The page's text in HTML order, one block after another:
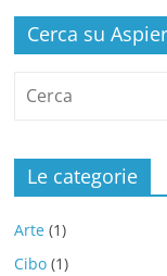
Cerca su
Le categorie
Arte (1)
Cibo (1)